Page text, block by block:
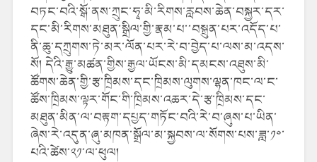
བཏང་བའི་སྒོ་ནས་ཀྲུང་ཧྭ་མི་རིགས་རླབས་ཆེན་བསྐྱར་དར་
དང་མི་རིགས་མཐུན་སྒྲིལ་གྱི་རྣམ་པ་་བསྐྲུན་པར་འདོད་པ་
ནི་ཆུ་དཀྲུགས་ཏེ་མར་ལོན་པར་རེ་བ་བྱེད་པ་ལས་མ་འདས་
སོ། དེའི་རྒྱུ་མཚན་གྱིས་རྒྱལ་ཡོངས་མི་དམངས་འཐུས་མི་
ཚོགས་ཆེན་གྱི་རྩ་ཁྲིམས་དང་ཁྲིམས་ལུགས་ལྷན་ཁང་ལ་ང་
ཚོས་ཁྲིམས་ལྟར་གོང་གི་ཁྲིམས་འཆར་དེ་རྩ་ཁྲིམས་དང་
མཐུན་མིན་ལ་བརྟག་དཔྱད་གཏོང་བའི་རེ་བ་ཞུས་པ་ཡིན་
ཞེས་རེ་འདུན་ཞུ་མཁན་སྒྲོལ་མ་སྐྱབས་ལ་སོགས་པས་ཟླ་༡༠་
པའི་ཚེས་༢༡་ལ་ཕུལ།